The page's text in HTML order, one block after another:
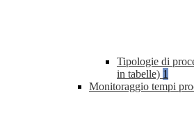
Tipologie di
in tabelle) 1
Monitoraggio tempi